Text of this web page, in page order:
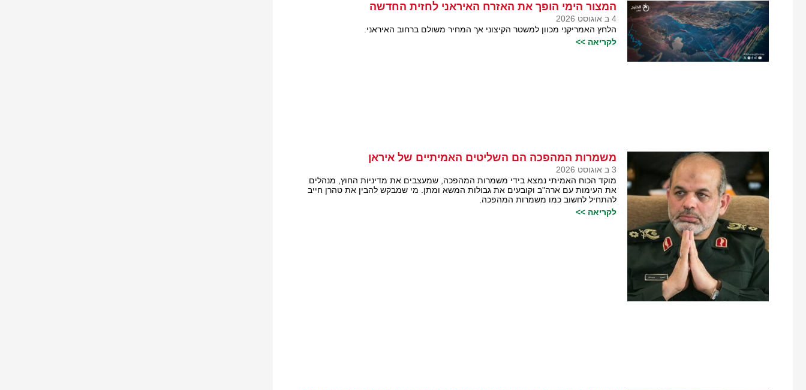
המצור הימי הופך את האזרח האיראני לחזית החדשה
4 ב אוגוסט 2026
הלחץ האמריקני מכוון למשטר הקיצוני אך המחיר משולם ברחוב האיראני.
לקריאה >>
משמרות המהפכה הם השליטים האמיתיים של איראן
3 ב אוגוסט 2026
מוקד הכוח האמיתי נמצא בידי משמרות המהפכה, שמעצבים את מדיניות החוץ, מנהלים
את העימות עם ארה"ב וקובעים את גבולות המשא ומתן. מי שמבקש להבין את טהרן חייב
להתחיל לחשוב כמו משמרות המהפכה.
לקריאה >>